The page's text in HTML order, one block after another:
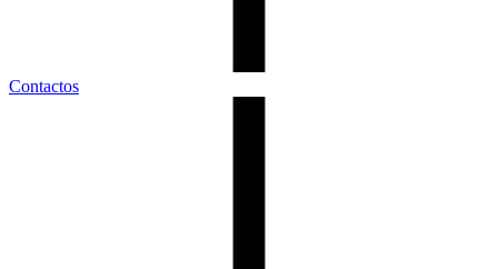
Contactos